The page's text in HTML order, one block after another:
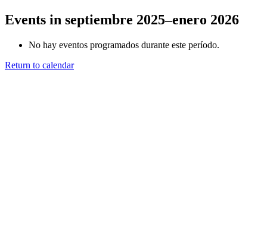
Events in septiembre 2025–enero 2026
No hay eventos programados durante este período.
Return to calendar